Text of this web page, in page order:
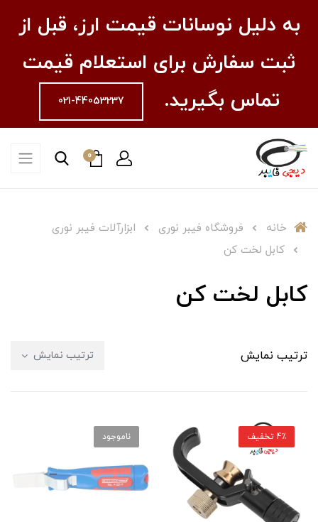
به دلیل نوسانات قیمت ارز، قبل از
ثبت سفارش برای استعلام قیمت
تماس بگیرید.
021-44053237
0
خانه فروشگاه فیبر نوری
ابزارآلات فیبر نوری
کابل لخت کن
کابل لخت کن
ترتیب نمایش ترتیب نمایش
4٪ تخفیف ناموجود